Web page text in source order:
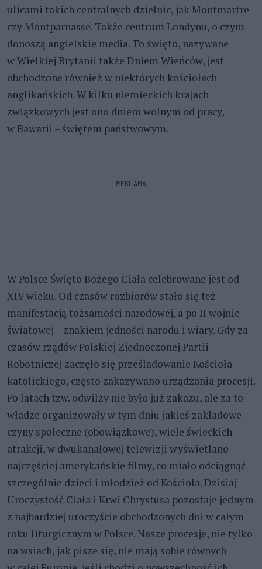
ulicami takich centralnych dzielnic, jak Montmartre
czy Montparnasse. Także centrum Londynu, o czym
donoszą angielskie media. To święto, nazywane
w Wielkiej Brytanii także Dniem Wieńców, jest
obchodzone również w niektórych kościołach
anglikańskich. W kilku niemieckich krajach
związkowych jest ono dniem wolnym od pracy,
w Bawarii – świętem państwowym.
REKLAMA
W Polsce Święto Bożego Ciała celebrowane jest od
XIV wieku. Od czasów rozbiorów stało się też
manifestacją tożsamości narodowej, a po II wojnie
światowej – znakiem jedności narodu i wiary. Gdy za
czasów rządów Polskiej Zjednoczonej Partii
Robotniczej zaczęło się prześladowanie Kościoła
katolickiego, często zakazywano urządzania procesji.
Po latach tzw. odwilży nie było już zakazu, ale za to
władze organizowały w tym dniu jakieś zakładowe
czyny społeczne (obowiązkowe), wiele świeckich
atrakcji, w dwukanałowej telewizji wyświetlano
najczęściej amerykańskie filmy, co miało odciągnąć
szczególnie dzieci i młodzież od Kościoła. Dzisiaj
Uroczystość Ciała i Krwi Chrystusa pozostaje jednym
z najbardziej uroczyście obchodzonych dni w całym
roku liturgicznym w Polsce. Nasze procesje, nie tylko
na wsiach, jak pisze się, nie mają sobie równych